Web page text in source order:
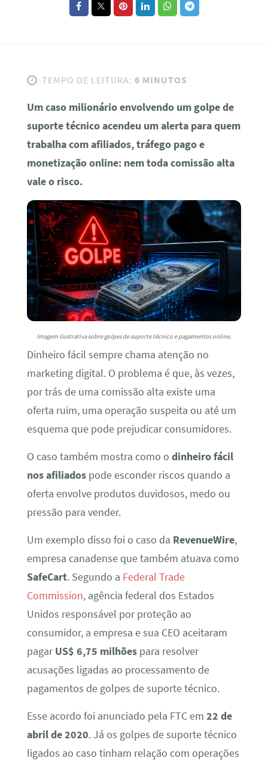
TEMPO DE LEITURA: 6 MINUTOS
Um caso milionário envolvendo um golpe de
suporte técnico acendeu um alerta para quem
trabalha com afiliados, tráfego pago e
monetização online: nem toda comissão alta
vale o risco.
Imagem ilustrativa sobre golpes de suporte técnico e pagamentos online.
Dinheiro fácil sempre chama atenção no
marketing digital. O problema é que, às vezes,
por trás de uma comissão alta existe uma
oferta ruim, uma operação suspeita ou até um
esquema que pode prejudicar consumidores.
O caso também mostra como o dinheiro fácil
nos afiliadospode esconder riscos quando a
oferta envolve produtos duvidosos, medo ou
pressão para vender.
Um exemplo disso foi o caso da RevenueWire,
empresa canadense que também atuava como
SafeCart. Segundo a Federal Trade
Commission, agência federal dos Estados
Unidos responsável por proteção ao
consumidor, a empresa e sua CEO aceitaram
pagarUS$ 6,75 milhõespara resolver
acusações ligadas ao processamento de
pagamentos de golpes de suporte técnico.
Esse acordo foi anunciado pela FTC em 22 de
abril de 2020. Já os golpes de suporte técnico
ligados ao caso tinham relação com operações